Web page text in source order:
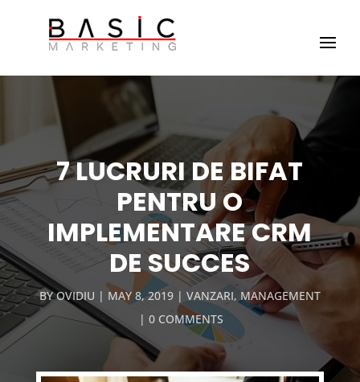
7 LUCRURI DE BIFAT
PENTRU O
IMPLEMENTARE CRM
DE SUCCES
BYOVIDIU MAY 8, 2019 VANZARI, MANAGEMENT
0 COMMENTS